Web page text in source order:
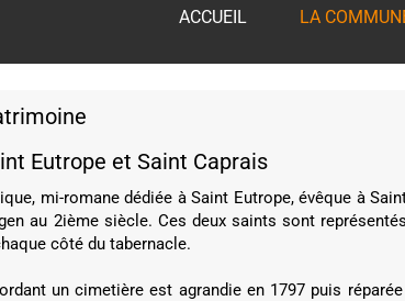
ACCUEIL LA
Eutrope et Saint Caprais
mi-romane dédiée à Saint Eutrope, évêque à
au 2ième siècle. Ces deux saints sont
côté du tabernacle.
un cimetière est agrandie en 1797 puis